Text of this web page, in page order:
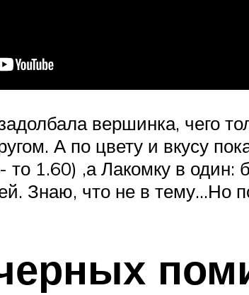
вершинка, чего
А по цвету и вкусу
то 1.60) ,а Лакомку в
Знаю, что не в тему…Но